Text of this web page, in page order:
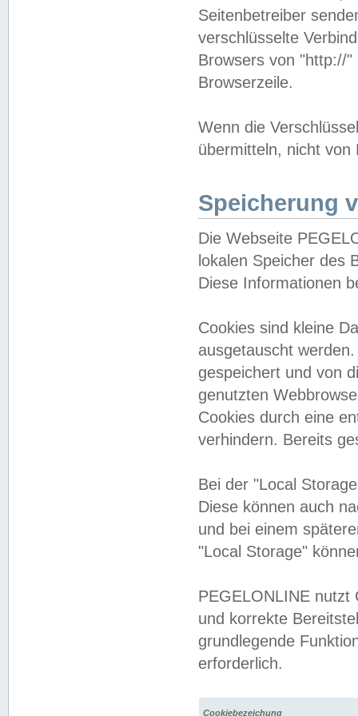
Seitenbetreiber
verschlüsselte
Browsers von "http://
Browserzeile.
Wenn die
übermitteln, nicht von
Speicherung
Die Webseite
lokalen Speicher des
Diese Informationen
Cookies sind kleine
ausgetauscht
gespeichert und von
genutzten
Cookies durch eine
verhindern. Bereits
Bei der "Local
Diese können auch
und bei einem
"Local Storage"
PEGELONLINE nutzt
und korrekte
grundlegende
erforderlich.
Cookiebezeichung